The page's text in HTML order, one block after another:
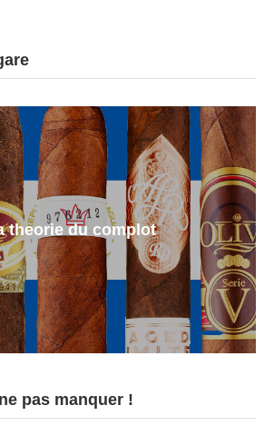
theorie du complot
pas manquer !